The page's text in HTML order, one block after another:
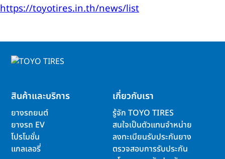
https://toyotires.in.th/news/list
สินค้าและบริการ
ยางรถยนต์
ยางรถ EV
โปรโมชั่น
แกลเลอรี่
เกี่ยวกับเรา
รู้จัก TOYO TIRES
สนใจเป็นตัวแทนจำหน่าย
ลงทะเบียนรับประกันยาง
ตรวจสอบการรับประกัน